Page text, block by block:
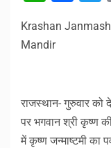
Krashan
Mandir
राजस्थान- गुरुवार को
पर भगवान श्री कृष्ण
में कृष्ण जन्माष्टमी का